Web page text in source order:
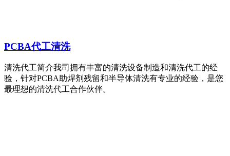
PCBA代工清洗
清洗代工简介我司拥有丰富的清洗设备制造和清洗代工的经
验，针对PCBA助焊剂残留和半导体清洗有专业的经验，是您
最理想的清洗代工合作伙伴。